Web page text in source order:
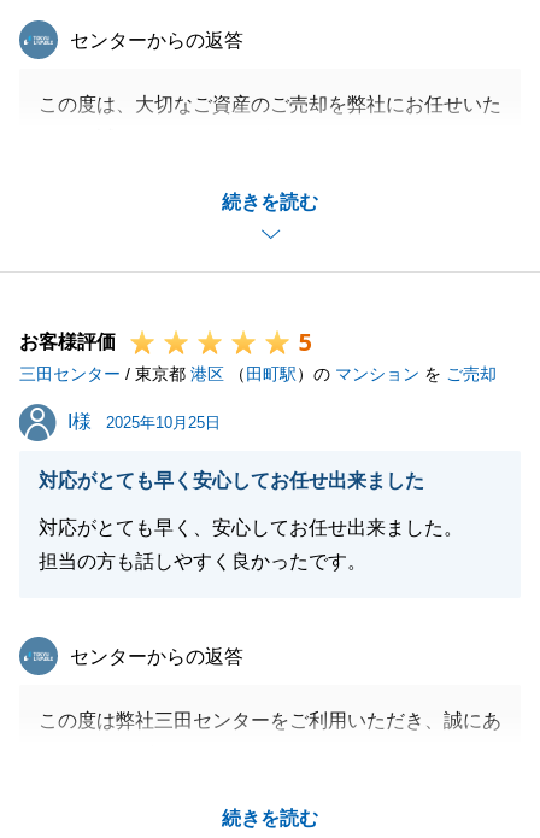
続きを読む
東急リバブル
センターからの返答
この度は、大切なご資産のご売却を弊社にお任せいた
だき、大変光栄です。
ご売却活動開始時は、N様のお部屋と類似する売却情
報が複数販売中でしたが、常にお住み替え希望時期や
提案できたと存じます。
また、内覧時の検討者様とのやり取りや建具可動方法
のご説明など、快くご対応いただきありがとうござい
ました。
今後とも、不動産に関するご相談やご要望がございま
どうぞよろしくお願い申し上げます。
閉じる
お客様評価 5
三田センター / 東京都 港区 （ 田町駅）の マンション を ご売却
I様
I様 2025年10月25日
対応がとても早く安心してお任せ出来ました
対応がとても早く、安心してお任せ出来ました。
担当の方も話しやすく良かったです。
続きを読む
東急リバブル
センターからの返答
この度は弊社三田センターをご利用いただき、誠にあ
れたことを嬉しく思います。